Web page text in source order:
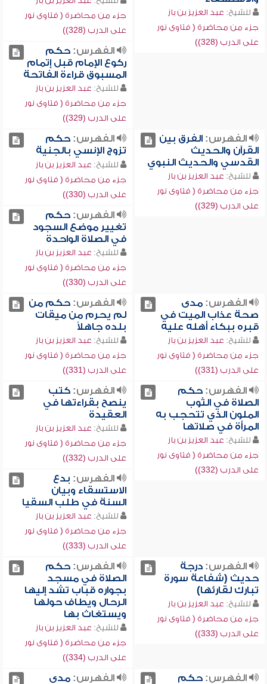
للشيخ: عبد العزيز بن باز
جزء من محاضرة ( فتاوى نور
على الدرب (328))
جزء من محاضرة ( فتاوى نور
على الدرب (328))
الفهرس:حكم
ركوع الإمام قبل إتمام
المسبوق قراءة الفاتحة
للشيخ: عبد العزيز بن باز
جزء من محاضرة ( فتاوى نور
على الدرب (329))
الفهرس:الفرق بين
القرآن والحديث
القدسي والحديث النبوي
للشيخ: عبد العزيز بن باز
جزء من محاضرة ( فتاوى نور
على الدرب (329))
الفهرس:حكم
تزوج الإنسي بالجنية
للشيخ: عبد العزيز بن باز
جزء من محاضرة ( فتاوى نور
على الدرب (330))
الفهرس:حكم
تغيير موضع السجود
في الصلاة الواحدة
للشيخ: عبد العزيز بن باز
جزء من محاضرة ( فتاوى نور
على الدرب (330))
الفهرس:مدى
صحة عذاب الميت في
قبره ببكاء أهله عليه
للشيخ: عبد العزيز بن باز
جزء من محاضرة ( فتاوى نور
على الدرب (331))
الفهرس:حكم من
لم يحرم من ميقات
بلده جاهلاً
للشيخ: عبد العزيز بن باز
جزء من محاضرة ( فتاوى نور
على الدرب (331))
الفهرس:حكم
الصلاة في الثوب
الملون الذي تتحجب به
المرأة في صلاتها
للشيخ: عبد العزيز بن باز
جزء من محاضرة ( فتاوى نور
على الدرب (332))
الفهرس:كتب
ينصح بقراءتها في
العقيدة
للشيخ: عبد العزيز بن باز
جزء من محاضرة ( فتاوى نور
على الدرب (332))
الفهرس: بدع
الاستسقاء وبيان
السنة في طلب السقيا
للشيخ: عبد العزيز بن باز
جزء من محاضرة ( فتاوى نور
على الدرب (333))
الفهرس:درجة
حديث (شفاعة سورة
تبارك لقارئها)
للشيخ: عبد العزيز بن باز
جزء من محاضرة ( فتاوى نور
على الدرب (333))
الفهرس:حكم
الصلاة في مسجد
بجواره قباب تشد إليها
الرحال ويطاف حولها
ويستغاث بها
للشيخ: عبد العزيز بن باز
جزء من محاضرة ( فتاوى نور
على الدرب (334))
الفهرس:حكم
الفهرس:مدى